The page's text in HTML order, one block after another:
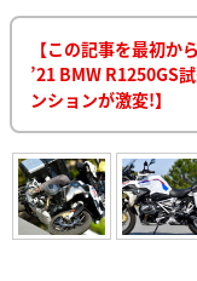
【この記事を最初か
’21 BMW R1250GS
ンションが激変!】